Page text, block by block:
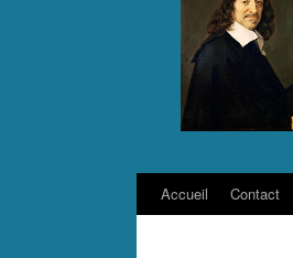
Aller
Accueil Contact